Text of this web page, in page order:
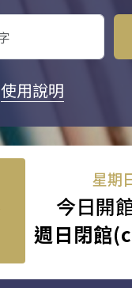
使用說明
星期
今日開
週日閉館